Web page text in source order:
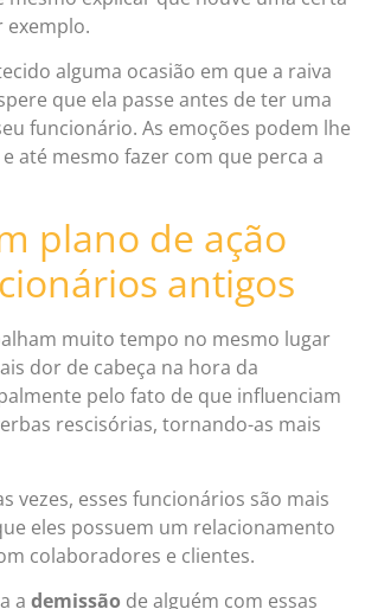
exemplo.
alguma ocasião em que a raiva
que ela passe antes de ter uma
funcionário. As emoções podem lhe
até mesmo fazer com que perca a
plano de ação
antigos
muito tempo no mesmo lugar
dor de cabeça na hora da
pelo fato de que influenciam
rescisórias, tornando-as mais
vezes, esses funcionários são mais
eles possuem um relacionamento
colaboradores e clientes.
a demissão de alguém com essas